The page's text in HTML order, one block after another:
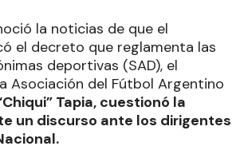
la noticias de que el
el decreto que reglamenta las
deportivas (SAD), el
Asociación del Fútbol Argentino
Tapia, cuestionó la
un discurso ante los dirigentes